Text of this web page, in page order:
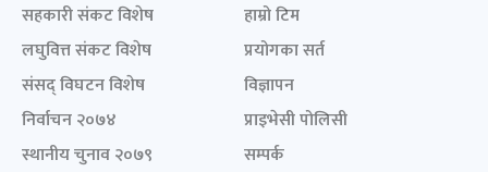
सहकारी संकट विशेष
लघुवित्त संकट विशेष
संसद् विघटन विशेष
निर्वाचन २०७४
स्थानीय चुनाव २०७९
हाम्रो टिम
प्रयोगका सर्त
विज्ञापन
प्राइभेसी पोलिसी
सम्पर्क